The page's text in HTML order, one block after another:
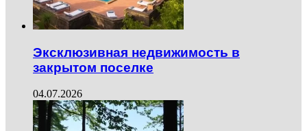
Эксклюзивная недвижимость в
закрытом поселке
04.07.2026